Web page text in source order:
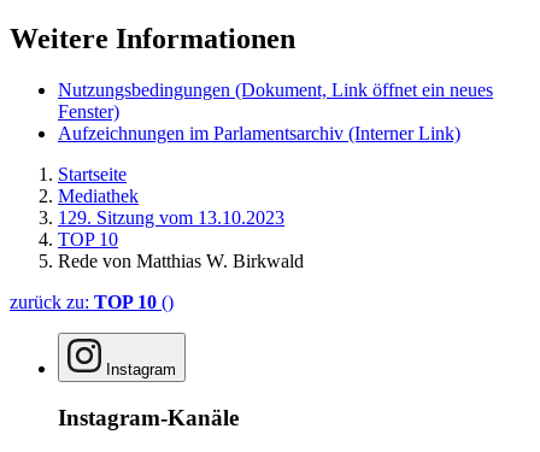
Weitere Informationen
Nutzungsbedingungen (Dokument, Link öffnet ein neues
Fenster)
Aufzeichnungen im Parlamentsarchiv (Interner Link)
Startseite
Mediathek
129. Sitzung vom 13.10.2023
TOP 10
Rede von Matthias W. Birkwald
zurück zu: TOP 10 ()
Instagram
Instagram-Kanäle